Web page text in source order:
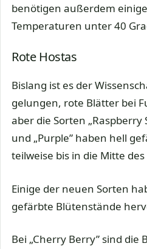
benötigen außerdem
Temperaturen unter 40
Rote Hostas
Bislang ist es der
gelungen, rote Blätter bei
aber die Sorten „Raspberry
und „Purple” haben hell
teilweise bis in die Mitte
Einige der neuen Sorten
gefärbte Blütenstände
Bei „Cherry Berry” sind